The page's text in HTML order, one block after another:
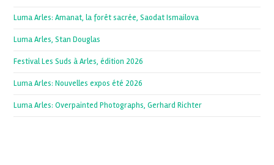
Luma Arles: Amanat, la forêt sacrée, Saodat Ismailova
Luma Arles, Stan Douglas
Festival Les Suds à Arles, édition 2026
Luma Arles: Nouvelles expos été 2026
Luma Arles: Overpainted Photographs, Gerhard Richter